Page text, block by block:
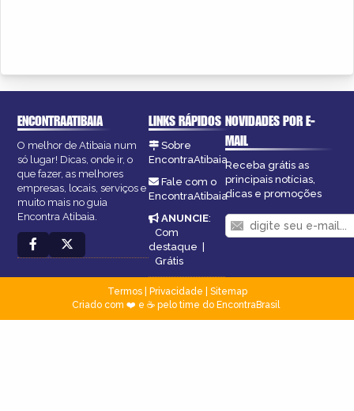
ENCONTRAATIBAIA
O melhor de Atibaia num
só lugar! Dicas, onde ir, o
que fazer, as melhores
empresas, locais, serviços e
muito mais no guia
Encontra Atibaia.
LINKS RÁPIDOS
Sobre
EncontraAtibaia
Fale com o
EncontraAtibaia
ANUNCIE:
Com
destaque |
Grátis
NOVIDADES POR E-
MAIL
Receba grátis as
principais notícias,
dicas e promoções
Termos| Privacidade
Sitemap
Criado com ❤️ e ☕ pelo time do EncontraBrasil